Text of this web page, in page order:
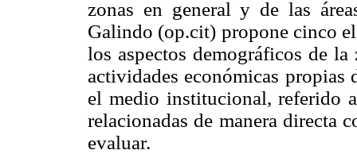
zonas en general y de las
Galindo (op.cit) propone cinco
los aspectos demográficos de
actividades económicas
el medio institucional, referido
relacionadas de manera directa
evaluar.